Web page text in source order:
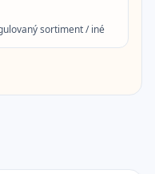
sortiment / iné